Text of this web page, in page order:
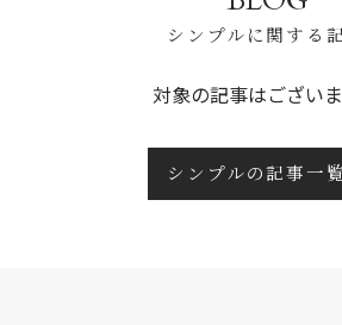
シンプルに関する
対象の記事はござい
シンプルの記事一